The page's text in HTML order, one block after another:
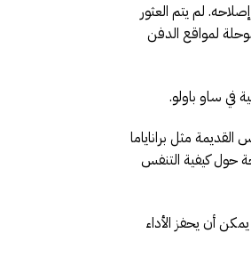
لم يتم العثور
لمواقع الدفن
في ساو باولو.
مثل براناياما
حول كيفية التنفس
أن يحفز الأداء